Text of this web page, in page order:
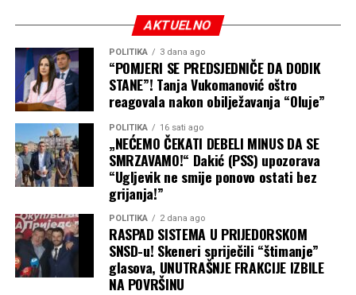
Cvijanovićeva, tadašnja premijerka Republike Srpske
praktično kupuje podršku dvojice poslanika.
Cvijanovićeva nikada nije odgovarala za ovu aferu ni pred
pravosuđem, a ni politički jer je njena karijera u SNSD-u
godinama u usponu. Od tada je masovno krenula i pojava
ove vrste političke korupcije koja je u brojnim
slučajevima SNSD održavala na vlasti.
AKTUELNO
POLITIKA 3 dana ago
“POMJERI SE PREDSJEDNIČE DA DODIK
STANE”! Tanja Vukomanović oštro
reagovala nakon obilježavanja “Oluje”
POLITIKA 16 sati ago
„NEĆEMO ČEKATI DEBELI MINUS DA SE
SMRZAVAMO!“ Dakić (PSS) upozorava
“Ugljevik ne smije ponovo ostati bez
grijanja!”
POLITIKA 2 dana ago
RASPAD SISTEMA U PRIJEDORSKOM
SNSD-u! Skeneri spriječili “štimanje”
glasova, UNUTRAŠNJE FRAKCIJE IZBILE
NA POVRŠINU